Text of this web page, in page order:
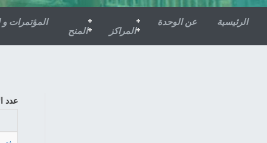
الرئيسية عن الوحدة
المراكز المنح
المؤتمرات و
عدد